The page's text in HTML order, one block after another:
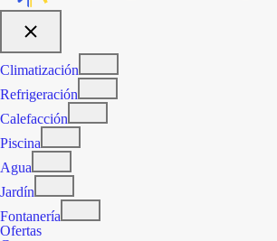
Climatización
Refrigeración
Calefacción
Piscina
Agua
Jardín
Fontanería
Ofertas